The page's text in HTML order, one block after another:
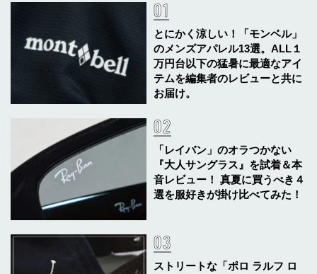
とにかく涼しい！「モンベル」
のメンズアパレル13選。ALL１
万円台以下の猛暑に最適なアイ
テムを編集者のレビューと共に
お届け。
「レイバン」のオラつかない
『大人サングラス』を試着＆本
音レビュー！ 真夏に買うべき４
選を服好きが掛け比べてみた！
ストリートな「ポロ ラルフ ロ